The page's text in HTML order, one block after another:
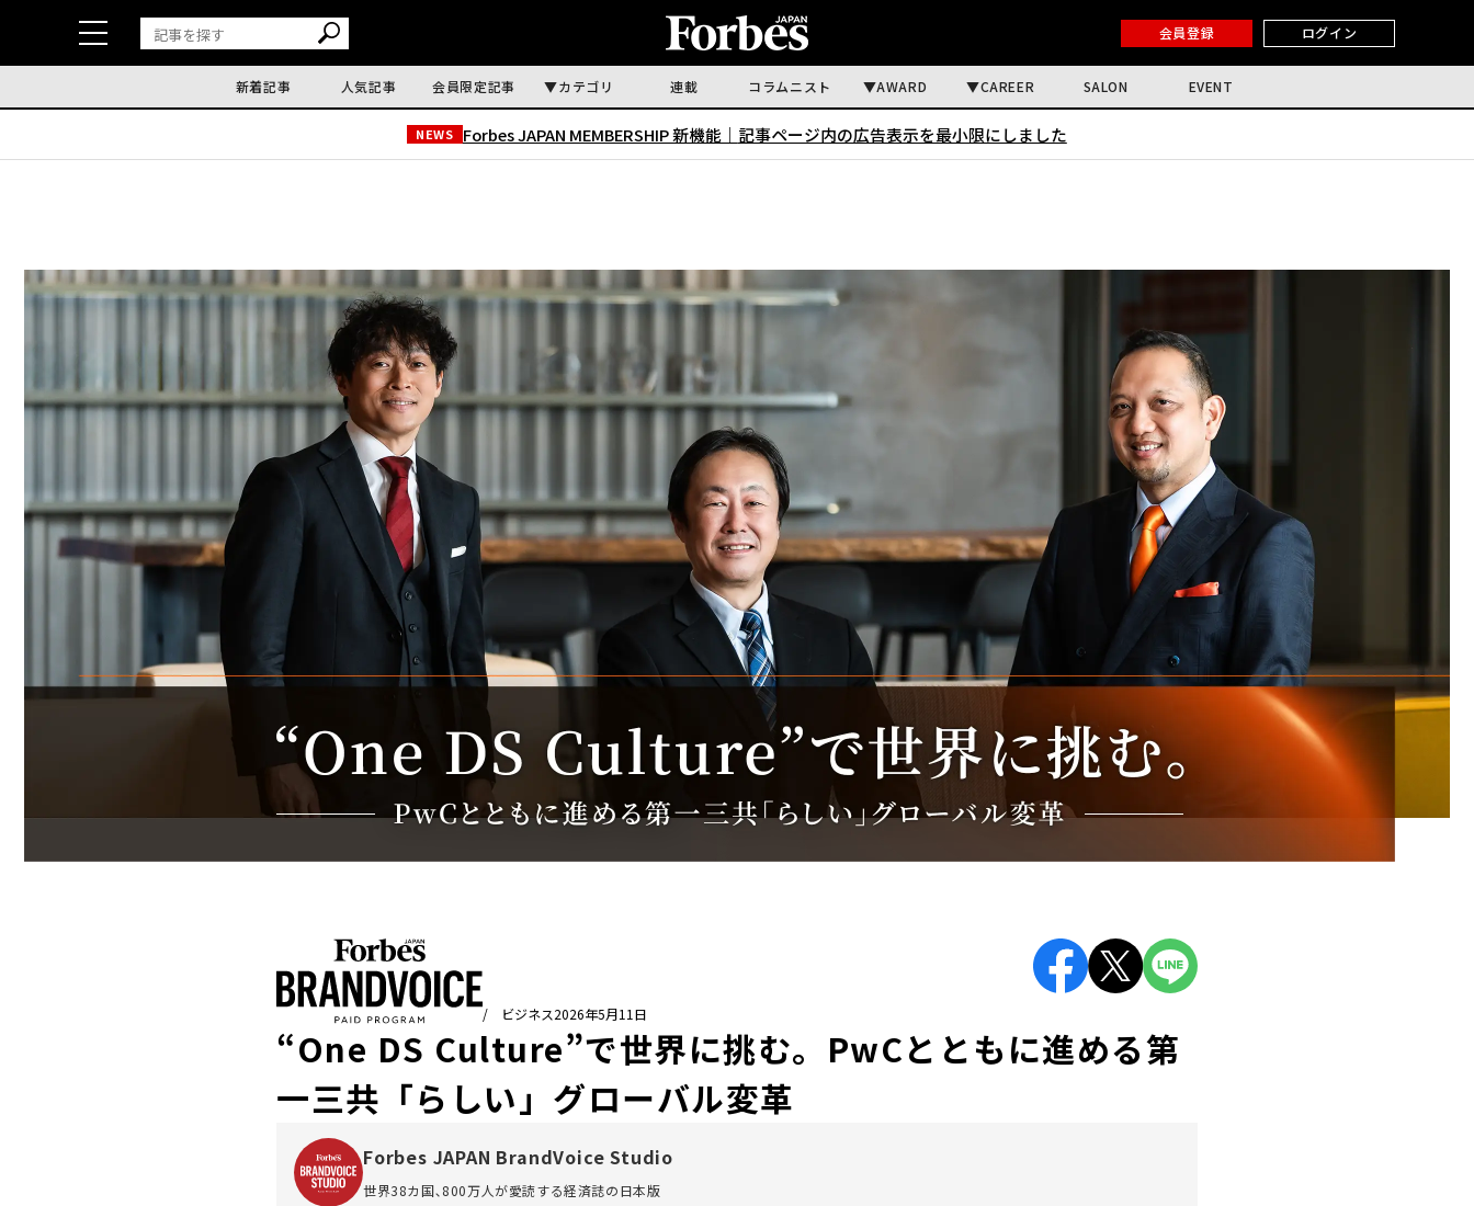
会員登録 ログイン
新着記事 人気記事 会員限定記事 カテゴリ 連載 コラムニスト AWARD CAREER SALON EVENT
NEWS Forbes JAPAN MEMBERSHIP 新機能｜ 記事ページ内の広告表示を最小限にしました
/ ビジネス2026年5月11日
“One DS Culture”で世界に挑む。PwCとともに進める第
一三共「らしい」グローバル変革
Forbes JAPAN BrandVoice Studio
世界38カ国､800万人が愛読する経済誌の日本版